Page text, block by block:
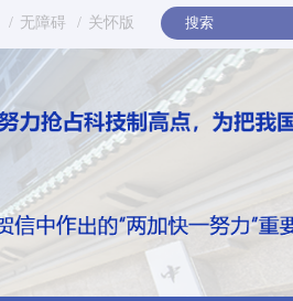
/ 无障碍 / 关怀版